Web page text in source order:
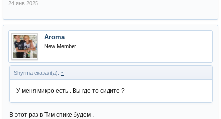
24 янв 2025
Aroma
New Member
Shyrma сказал(а): ↑
У меня микро есть . Вы где то сидите ?
В этот раз в Тим спике будем .